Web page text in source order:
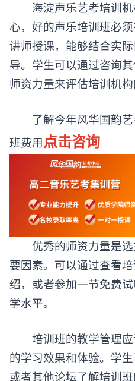
海淀声乐艺考培训机
心，好的声乐培训班必
讲师授课，能够结合实
导。学生可以通过咨询
师资力量来评估培训机构
了解今年风华国韵艺
班费用点击咨询
优秀的师资力量是选
要因素。可以通过查看
绍，或者参加一节免费
学水平。
培训班的教学管理应
的学习效果和体验。学
或者其他论坛了解培训班